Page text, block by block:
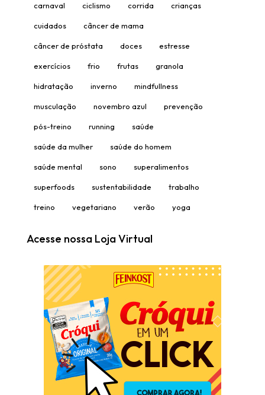
carnaval ciclismo corrida crianças
cuidados câncer de mama
câncer de próstata doces estresse
exercícios frio frutas granola
hidratação inverno mindfullness
musculação novembro azul prevenção
pós-treino running saúde
saúde da mulher saúde do homem
saúde mental sono superalimentos
superfoods sustentabilidade trabalho
treino vegetariano verão yoga
Acesse nossa Loja Virtual